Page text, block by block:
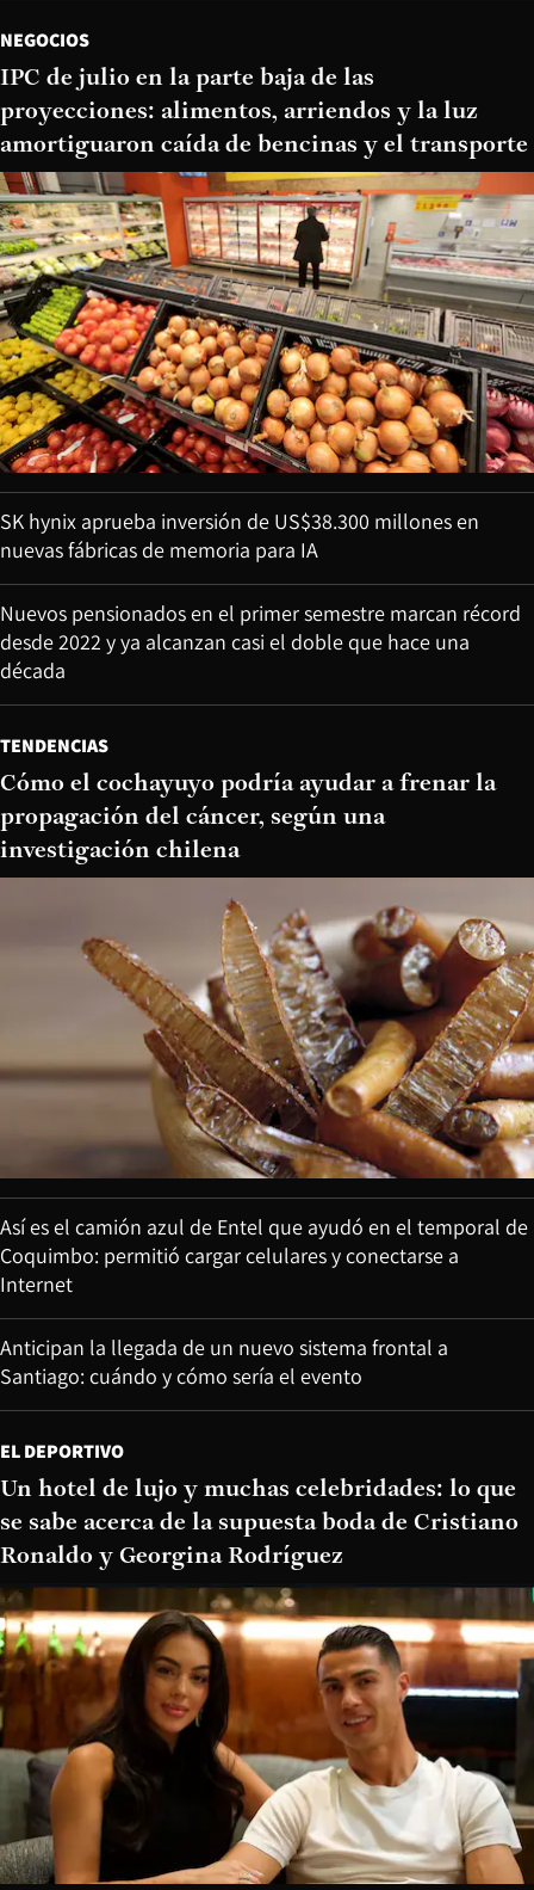
NEGOCIOS
IPC de julio en la parte baja de las
proyecciones: alimentos, arriendos y la luz
amortiguaron caída de bencinas y el transporte
SK hynix aprueba inversión de US$38.300 millones en
nuevas fábricas de memoria para IA
Nuevos pensionados en el primer semestre marcan récord
desde 2022 y ya alcanzan casi el doble que hace una
década
TENDENCIAS
Cómo el cochayuyo podría ayudar a frenar la
propagación del cáncer, según una
investigación chilena
Así es el camión azul de Entel que ayudó en el temporal de
Coquimbo: permitió cargar celulares y conectarse a
Internet
Anticipan la llegada de un nuevo sistema frontal a
Santiago: cuándo y cómo sería el evento
EL DEPORTIVO
Un hotel de lujo y muchas celebridades: lo que
se sabe acerca de la supuesta boda de Cristiano
Ronaldo y Georgina Rodríguez